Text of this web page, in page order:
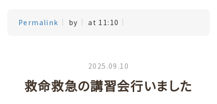
Permalink by at 11:10
2025.09.10
救命救急の講習会行いました